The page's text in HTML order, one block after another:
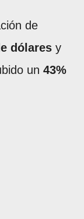
de
dólares y
un 43%